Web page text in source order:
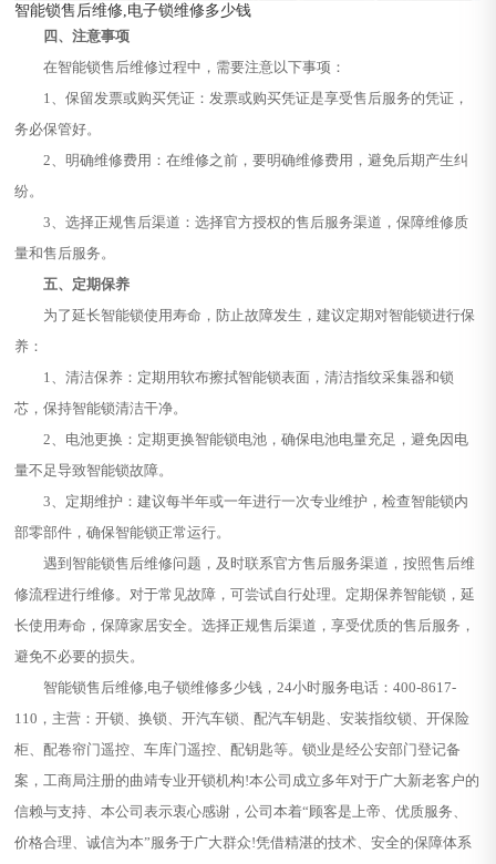
智能锁售后维修,电子锁维修多少钱
四、注意事项
在智能锁售后维修过程中，需要注意以下事项：
1、保留发票或购买凭证：发票或购买凭证是享受售后服务的凭证，
务必保管好。
2、明确维修费用：在维修之前，要明确维修费用，避免后期产生纠
纷。
3、选择正规售后渠道：选择官方授权的售后服务渠道，保障维修质
量和售后服务。
五、定期保养
为了延长智能锁使用寿命，防止故障发生，建议定期对智能锁进行保
养：
1、清洁保养：定期用软布擦拭智能锁表面，清洁指纹采集器和锁
芯，保持智能锁清洁干净。
2、电池更换：定期更换智能锁电池，确保电池电量充足，避免因电
量不足导致智能锁故障。
3、定期维护：建议每半年或一年进行一次专业维护，检查智能锁内
部零部件，确保智能锁正常运行。
遇到智能锁售后维修问题，及时联系官方售后服务渠道，按照售后维
修流程进行维修。对于常见故障，可尝试自行处理。定期保养智能锁，延
长使用寿命，保障家居安全。选择正规售后渠道，享受优质的售后服务，
避免不必要的损失。
智能锁售后维修,电子锁维修多少钱，24小时服务电话：400-8617-
110，主营：开锁、换锁、开汽车锁、配汽车钥匙、安装指纹锁、开保险
柜、配卷帘门遥控、车库门遥控、配钥匙等。锁业是经公安部门登记备
案，工商局注册的曲靖专业开锁机构!本公司成立多年对于广大新老客户的
信赖与支持、本公司表示衷心感谢，公司本着“顾客是上帝、优质服务、
价格合理、诚信为本”服务于广大群众!凭借精湛的技术、安全的保障体系